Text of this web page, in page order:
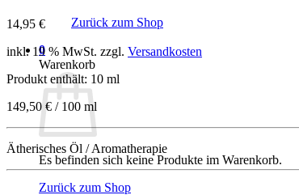
Zurück zum Shop
0
Warenkorb
Es befinden sich keine Produkte im Warenkorb.
Zurück zum Shop
14,95 €
inkl. 19 % MwSt. zzgl. Versandkosten
Produkt enthält: 10 ml
149,50 € / 100 ml
Ätherisches Öl / Aromatherapie